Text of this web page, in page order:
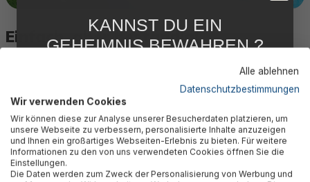
Einfach, aber beständig!
Die Bestway® Fast Set™ Pools sind für ihre einfache
Konstruktion und hohe Qualität bekannt. Gefertigt aus 3-
lagigem TriTech®-Material, das PVC und Polyester
kombiniert, sind sie 33 % reißfester und 56 %
dehnungsbeständiger als herkömmliches Vinyl. Dadurch
sind diese Pools besonders strapazierfähig.
Alle ablehnen
Datenschutzbestimmungen
Wir verwenden Cookies
Wir können diese zur Analyse unserer Besucherdaten platzieren, um
unsere Webseite zu verbessern, personalisierte Inhalte anzuzeigen
und Ihnen ein großartiges Webseiten-Erlebnis zu bieten. Für weitere
Informationen zu den von uns verwendeten Cookies öffnen Sie die
Einstellungen.
Die Daten werden zum Zweck der Personalisierung von Werbung und
KANNST DU EIN
GEHEIMNIS BEWAHREN ?
FÜR DICH
Abonniere jetzt unseren kostenlosen
Newsletter, verpasse keine Neuigkeiten und
Aktionen mehr und sichere Dir 5 %
Willkommensrabatt auf nicht reduzierte Ware
bei Deiner ersten Bestellung !*
Email